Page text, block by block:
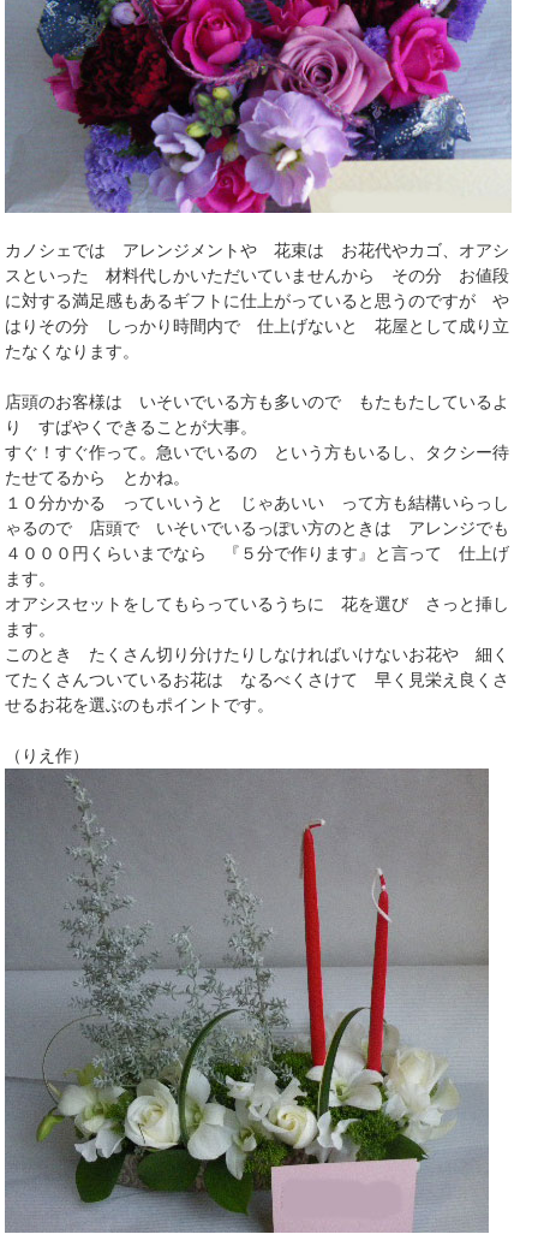
カノシェでは アレンジメントや 花束は お花代やカゴ、オアシ
スといった 材料代しかいただいていませんから その分 お値段
に対する満足感もあるギフトに仕上がっていると思うのですが や
はりその分 しっかり時間内で 仕上げないと 花屋として成り立
たなくなります。
店頭のお客様は いそいでいる方も多いので もたもたしているよ
り すばやくできることが大事。
すぐ！すぐ作って。急いでいるの という方もいるし、タクシー待
たせてるから とかね。
１０分かかる っていいうと じゃあいい って方も結構いらっし
ゃるので 店頭で いそいでいるっぽい方のときは アレンジでも
４０００円くらいまでなら 『５分で作ります』と言って 仕上げ
ます。
オアシスセットをしてもらっているうちに 花を選び さっと挿し
ます。
このとき たくさん切り分けたりしなければいけないお花や 細く
てたくさんついているお花は なるべくさけて 早く見栄え良くさ
せるお花を選ぶのもポイントです。
（りえ作）